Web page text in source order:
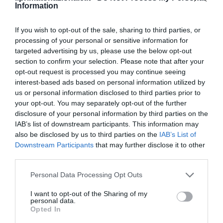
Information
If you wish to opt-out of the sale, sharing to third parties, or
processing of your personal or sensitive information for
targeted advertising by us, please use the below opt-out
section to confirm your selection. Please note that after your
opt-out request is processed you may continue seeing
interest-based ads based on personal information utilized by
us or personal information disclosed to third parties prior to
your opt-out. You may separately opt-out of the further
disclosure of your personal information by third parties on the
IAB’s list of downstream participants. This information may
also be disclosed by us to third parties on the IAB’s List of
Downstream Participants that may further disclose it to other
Please note that this website/app uses one or more Google
not limited to your visit or usage behaviour. You may click to
grant or deny consent to Google and its third-party tags to
use your data for below specified purposes in below Google
Personal Data Processing Opt Outs
I want to opt-out of the Sharing of my
personal data.
Opted In
massacro dei Saud.
Francesco Meneguzzo
ARABIA SAUDITA ARAMCO DAVIDE TABARELLI
ECONOMIST IPO MOHAMED BIN SALMAN PETROLIO
CONVIDIDI 0
FRANCESCO MENEGUZZO